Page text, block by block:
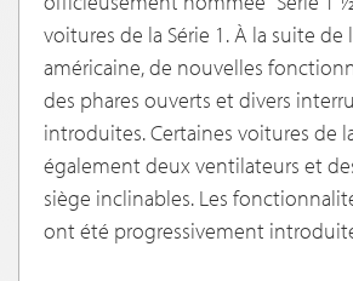
voitures de la Série 1. À la suite de
américaine, de nouvelles
des phares ouverts et divers
introduites. Certaines voitures de
également deux ventilateurs et
siège inclinables. Les
ont été progressivement